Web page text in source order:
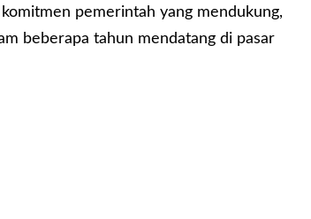
pemerintah yang mendukung,
beberapa tahun mendatang di pasar